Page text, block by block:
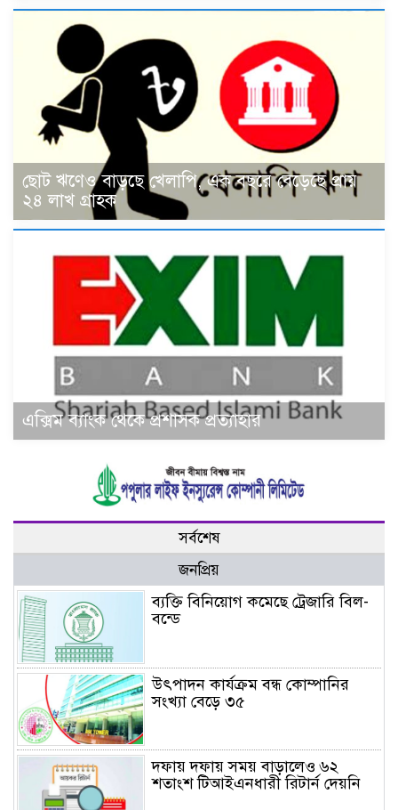
ছোট ঋণেও বাড়ছে খেলাপি, এক বছরে বেড়েছে প্রায়
২৪ লাখ গ্রাহক
এক্সিম ব্যাংক থেকে প্রশাসক প্রত্যাহার
সর্বশেষ
জনপ্রিয়
ব্যক্তি বিনিয়োগ কমেছে ট্রেজারি বিল-
বন্ডে
উৎপাদন কার্যক্রম বন্ধ কোম্পানির
সংখ্যা বেড়ে ৩৫
দফায় দফায় সময় বাড়ালেও ৬২
শতাংশ টিআইএনধারী রিটার্ন দেয়নি